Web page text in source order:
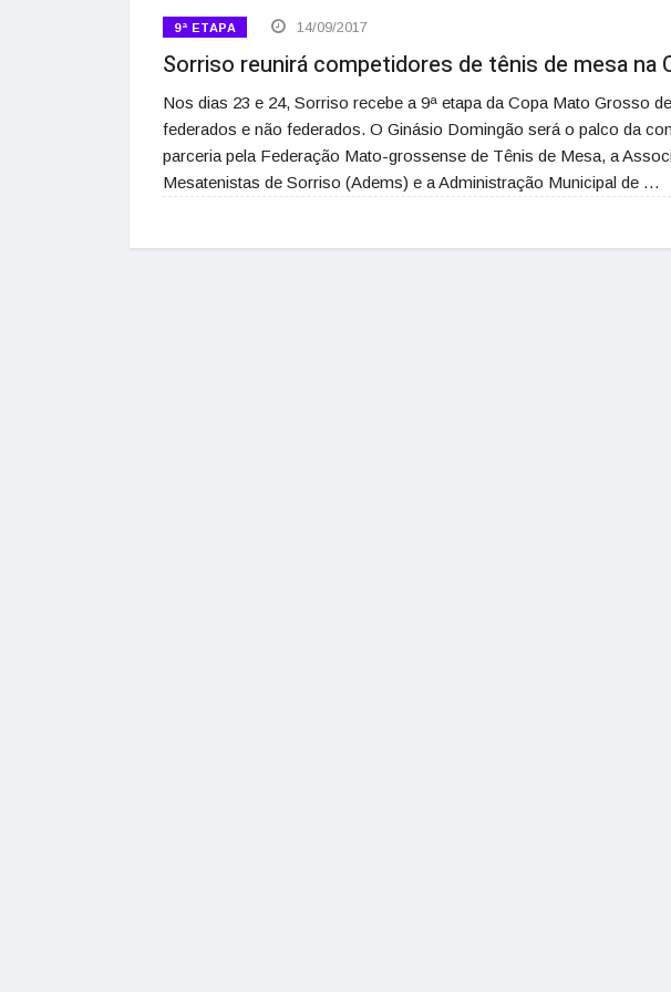
9ª ETAPA 14/09/2017
Sorriso reunirá competidores de tênis de mesa na
Nos dias 23 e 24, Sorriso recebe a 9ª etapa da Copa Mato Grosso
federados e não federados. O Ginásio Domingão será o palco da
parceria pela Federação Mato-grossense de Tênis de Mesa, a
Mesatenistas de Sorriso (Adems) e a Administração Municipal de …